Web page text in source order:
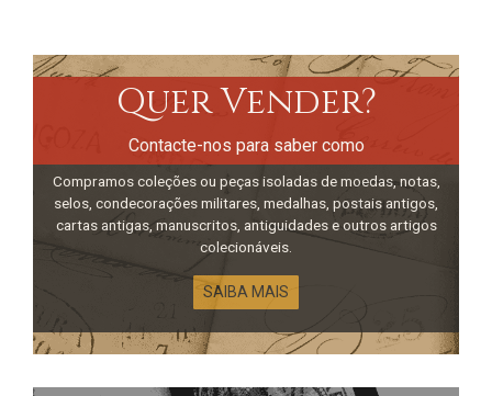
Quer Vender?
Contacte-nos para saber como
Compramos coleções ou peças isoladas de moedas, notas,
selos, condecorações militares, medalhas, postais antigos,
cartas antigas, manuscritos, antiguidades e outros artigos
colecionáveis.
SAIBA MAIS